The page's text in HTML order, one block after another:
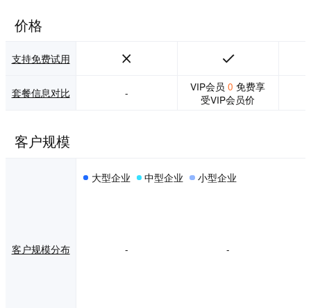
主题活动-增加积分
分析，核心数据一
完美结合。
价格
支持免费试用
套餐信息对比 - VIP会员0 免费享
受VIP会员价
客户规模
客户规模分布
大型企业 中型企业 小型企业
- -